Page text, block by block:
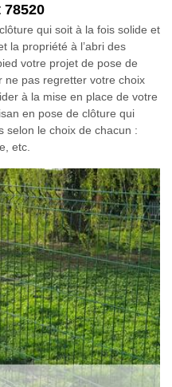
qui soit à la fois solide et
la propriété à l’abri des
votre projet de pose de
ne pas regretter votre choix
à la mise en place de votre
en pose de clôture qui
selon le choix de chacun :
etc.